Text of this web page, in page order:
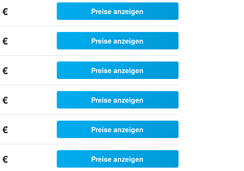
€ Preise anzeigen
€ Preise anzeigen
€ Preise anzeigen
€ Preise anzeigen
€ Preise anzeigen
€ Preise anzeigen